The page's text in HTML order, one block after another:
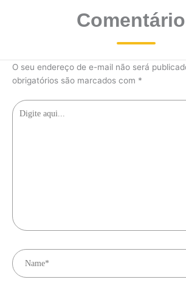
O seu endereço de e-mail não será
obrigatórios são marcados com *